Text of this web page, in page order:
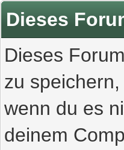
Dieses
Dieses
zu
wenn du es
deinem